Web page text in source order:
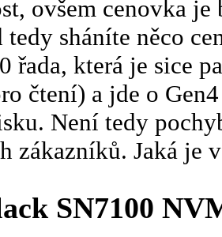
ovšem cenovka
sháníte něco
řada, která je sice
čtení) a jde o
Není tedy
zákazníků. Jaká je
SN7100